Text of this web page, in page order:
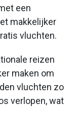
een
makkelijker
vluchten.
reizen
maken om
vluchten zo
verlopen, wat